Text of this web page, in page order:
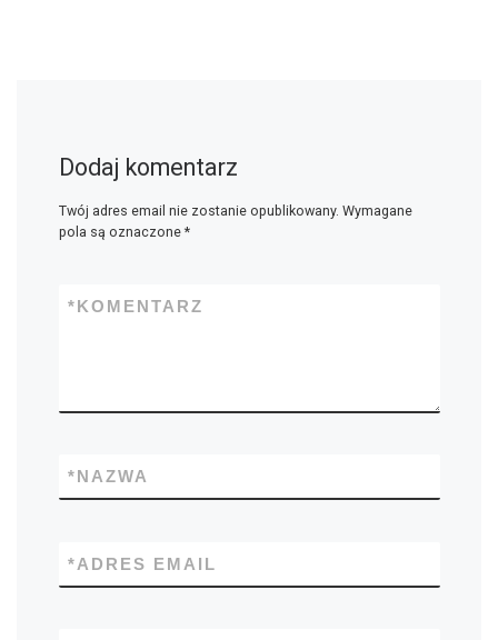
Dodaj komentarz
Twój adres email nie zostanie opublikowany. Wymagane
pola są oznaczone *
KOMENTARZ
*
NAZWA
*
ADRES EMAIL
*